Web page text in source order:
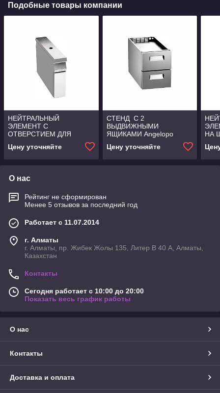
Подобные товары компании
НЕЙТРАЛЬНЫЙ
ЭЛЕМЕНТ С
ОТВЕРСТИЕМ ДЛЯ
Цену уточняйте
СТЕНД С 2
ВЫДВИЖНЫМИ
ЯЩИКАМИ Angelopo
Цену уточняйте
НА
О нас
Рейтинг не сформирован
Менее 5 отзывов за последний год
Работает с 11.07.2014
г. Алматы
г. Алматы, пр. Жибек Жолы 135, Литер В 40 А, Алматы,
Казахстан
Контакты
Сегодня работает с 10:00 до 20:00
Показать весь график работы
О нас
Контакты
Доставка и оплата